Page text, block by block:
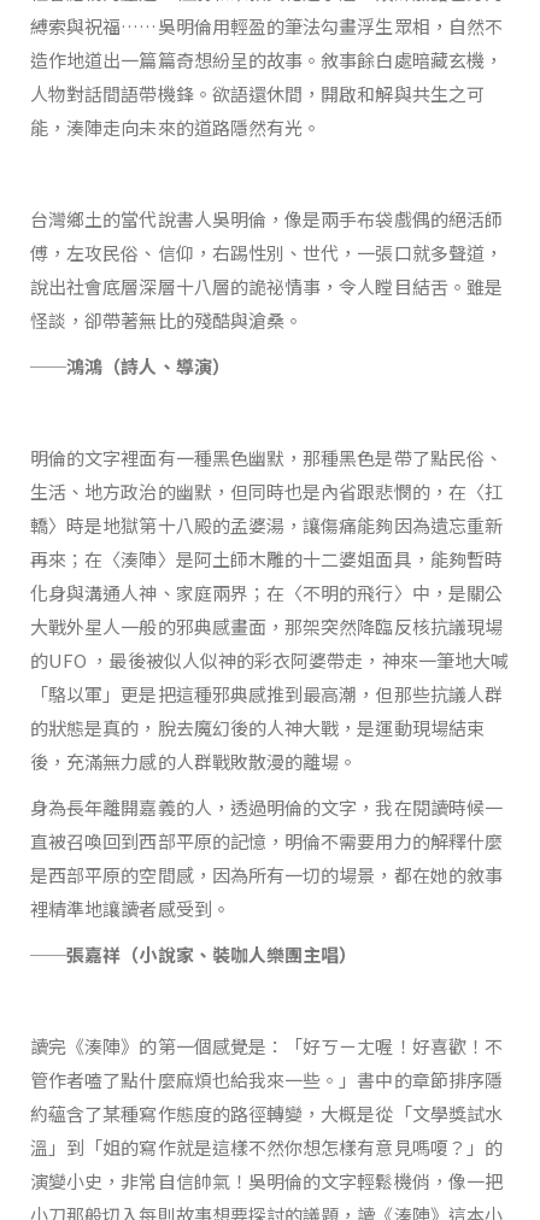
縛索與祝福……吳明倫用輕盈的筆法勾畫浮生眾相，自然不
造作地道出一篇篇奇想紛呈的故事。敘事餘白處暗藏玄機，
人物對話間語帶機鋒。欲語還休間，開啟和解與共生之可
能，湊陣走向未來的道路隱然有光。
台灣鄉土的當代說書人吳明倫，像是兩手布袋戲偶的絕活師
傅，左攻民俗、信仰，右踢性別、世代，一張口就多聲道，
說出社會底層深層十八層的詭祕情事，令人瞠目結舌。雖是
怪談，卻帶著無比的殘酷與滄桑。
──鴻鴻（詩人、導演）
明倫的文字裡面有一種黑色幽默，那種黑色是帶了點民俗、
生活、地方政治的幽默，但同時也是內省跟悲憫的，在〈扛
轎〉時是地獄第十八殿的孟婆湯，讓傷痛能夠因為遺忘重新
再來；在〈湊陣〉是阿土師木雕的十二婆姐面具，能夠暫時
化身與溝通人神、家庭兩界；在〈不明的飛行〉中，是關公
大戰外星人一般的邪典感畫面，那架突然降臨反核抗議現場
的UFO ，最後被似人似神的彩衣阿婆帶走，神來一筆地大喊
「駱以軍」更是把這種邪典感推到最高潮，但那些抗議人群
的狀態是真的，脫去魔幻後的人神大戰，是運動現場結束
後，充滿無力感的人群戰敗散漫的離場。
身為長年離開嘉義的人，透過明倫的文字，我在閱讀時候一
直被召喚回到西部平原的記憶，明倫不需要用力的解釋什麼
是西部平原的空間感，因為所有一切的場景，都在她的敘事
裡精準地讓讀者感受到。
──張嘉祥（小說家、裝咖人樂團主唱）
讀完《湊陣》的第一個感覺是：「好ㄎㄧㄤ喔！好喜歡！不
管作者嗑了點什麼麻煩也給我來一些。」書中的章節排序隱
約蘊含了某種寫作態度的路徑轉變，大概是從「文學獎試水
溫」到「姐的寫作就是這樣不然你想怎樣有意見嗎嗄？」的
演變小史，非常自信帥氣！吳明倫的文字輕鬆機俏，像一把
小刀那般切入每則故事想要探討的議題，讀《湊陣》這本小